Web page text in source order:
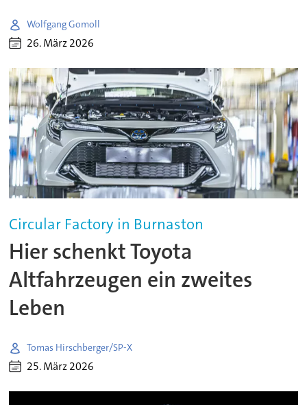
Wolfgang Gomoll
26. März 2026
Circular Factory in Burnaston
Hier schenkt Toyota
Altfahrzeugen ein zweites
Leben
Tomas Hirschberger/SP-X
25. März 2026